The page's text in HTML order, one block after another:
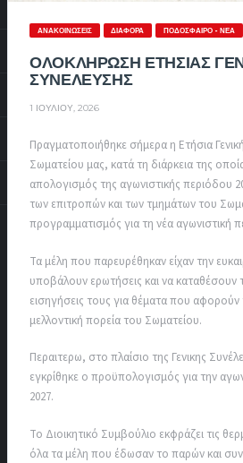
ΑΝΑΚΟΙΝΏΣΕΙΣ ΔΙΆΦΟΡΑ ΠΟΔΌΣΦΑΙΡΟ - ΝΈΑ
ΟΛΟΚΛΗΡΩΣΗ ΕΤΗΣΙΑΣ
ΣΥΝΕΛΕΥΣΗΣ
1 ΙΟΥΛΊΟΥ, 2026
Πραγματοποιήθηκε σήμερα η Ετήσια
Σωματείου μας, κατά τη διάρκεια της
απολογισμός της αγωνιστικής περιόδου
των επιτροπών και των τμημάτων του
προγραμματισμός για τη νέα αγωνιστική
Τα μέλη που παρευρέθηκαν είχαν την
υποβάλουν ερωτήσεις και να καταθέσουν
εισηγήσεις τους για θέματα που αφορούν
μελλοντική πορεία του Σωματείου.
Περαιτερω, στο πλαίσιο της Γενικης
εγκρίθηκε ο προϋπολογισμός για την
2027.
Το Διοικητικό Συμβούλιο εκφράζει τις
όλα τα μέλη που έδωσαν το παρών και